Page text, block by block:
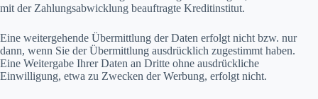
mit der Zahlungsabwicklung beauftragte Kreditinstitut.
Eine weitergehende Übermittlung der Daten erfolgt nicht bzw. nur
dann, wenn Sie der Übermittlung ausdrücklich zugestimmt haben.
Eine Weitergabe Ihrer Daten an Dritte ohne ausdrückliche
Einwilligung, etwa zu Zwecken der Werbung, erfolgt nicht.